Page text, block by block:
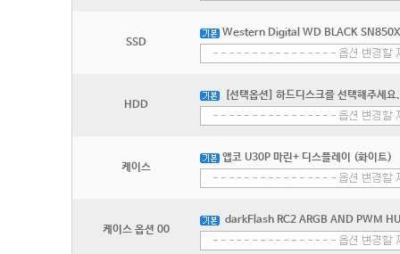
SSD
Western Digital WD BLACK
HDD
[선택옵션] 하드디스크를 선택해주세요.
케이스
앱코 U30P 마린+ 디스플레이 (화이트)
케이스 옵션 00
darkFlash RC2 ARGB AND PWM